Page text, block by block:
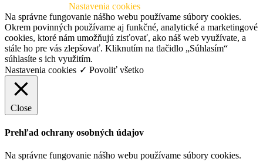
Nastavenia cookies
Na správne fungovanie nášho webu používame súbory cookies.
Okrem povinných používame aj funkčné, analytické a marketingové
cookies, ktoré nám umožňujú zisťovať, ako náš web využívate, a
stále ho pre vás zlepšovať. Kliknutím na tlačidlo „Súhlasím“
súhlasíte s ich využitím.
Nastavenia cookies ✓ Povoliť všetko
Close
Prehľad ochrany osobných údajov
Na správne fungovanie nášho webu používame súbory cookies.